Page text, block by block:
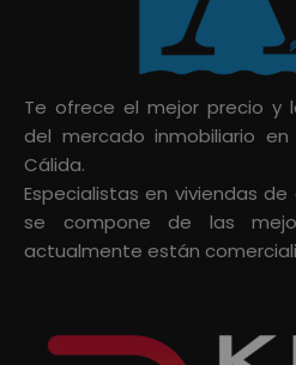
Te ofrece el mejor precio y
del mercado inmobiliario
Cálida.
Especialistas en viviendas
se compone de las
actualmente están